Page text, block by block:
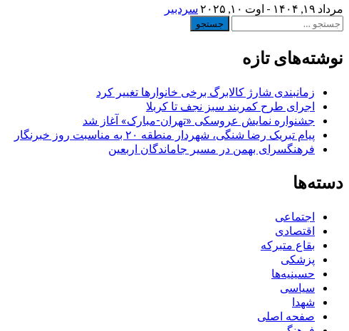
مرداد ۱۹, ۱۴۰۴ - اوت ۱۰, ۲۰۲۵
سردبیر
جستجو
نوشته‌های تازه
زمانبندی شارژ کالابرگ برخی خانوارها تغییر کرد
اجرای طرح کمربند سبز نجف تا کربلا
جشنواره نمایش عروسکی «تهران-مبارک» آغاز شد
پیام تبریک رضا شنگی، شهردار منطقه ۲۰ به مناسبت روز خبرنگار
فرهنگسرای بهمن در مسیر جاماندگان اربعین
دسته‌ها
اجتماعی
اقتصادی
بقاع متبرکه
پزشکی
حسینیه‌ها
سیاسی
شهدا
صفحه اصلی